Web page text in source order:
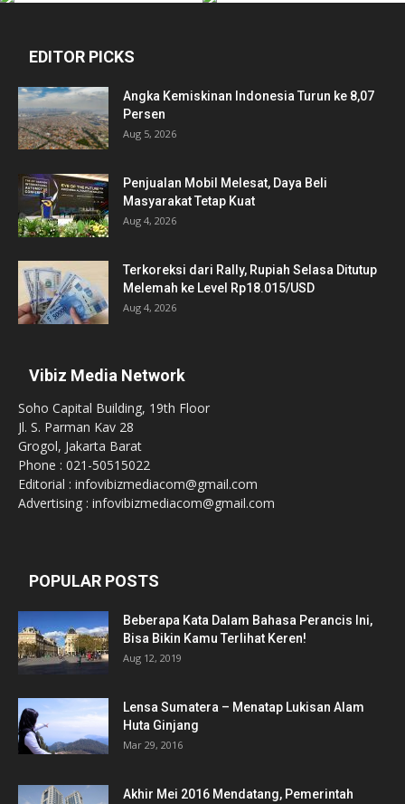
EDITOR PICKS
Angka Kemiskinan Indonesia Turun ke 8,07
Persen
Aug 5, 2026
Penjualan Mobil Melesat, Daya Beli
Masyarakat Tetap Kuat
Aug 4, 2026
Terkoreksi dari Rally, Rupiah Selasa Ditutup
Melemah ke Level Rp18.015/USD
Aug 4, 2026
Vibiz Media Network
Soho Capital Building, 19th Floor
Jl. S. Parman Kav 28
Grogol, Jakarta Barat
Phone : 021-50515022
Editorial : infovibizmediacom@gmail.com
Advertising : infovibizmediacom@gmail.com
POPULAR POSTS
Beberapa Kata Dalam Bahasa Perancis Ini,
Bisa Bikin Kamu Terlihat Keren!
Aug 12, 2019
Lensa Sumatera – Menatap Lukisan Alam
Huta Ginjang
Mar 29, 2016
Akhir Mei 2016 Mendatang, Pemerintah